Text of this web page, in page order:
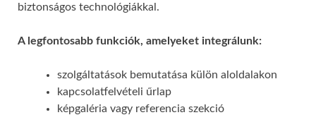
biztonságos technológiákkal.
A legfontosabb funkciók, amelyeket integrálunk:
szolgáltatások bemutatása külön aloldalakon
kapcsolatfelvételi űrlap
képgaléria vagy referencia szekció